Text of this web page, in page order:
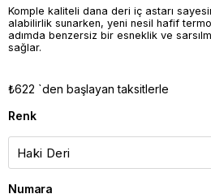
Komple kaliteli dana deri iç astarı
alabilirlik sunarken, yeni nesil hafif
adımda benzersiz bir esneklik ve
sağlar.
₺622 `den başlayan taksitlerle
Renk
Numara